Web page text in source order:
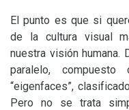
El punto es que si
de la cultura visual
nuestra visión humana.
paralelo, compuesto
“eigenfaces”,
Pero no se trata